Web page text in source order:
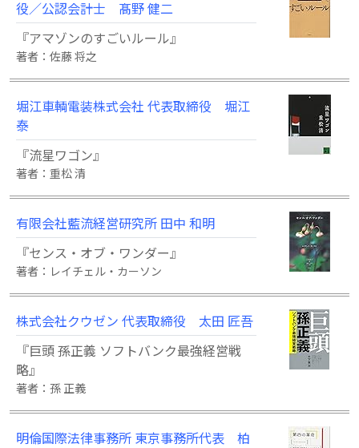
役／公認会計士 髙野 健二
『アマゾンのすごいルール』
著者：佐藤 将之
堀江車輌電装株式会社 代表取締役 堀江
泰
『流星ワゴン』
著者：重松 清
有限会社藍流経営研究所 田中 和明
『センス・オブ・ワンダー』
著者：レイチェル・カーソン
株式会社クウゼン 代表取締役 太田 匠吾
『巨頭 孫正義 ソフトバンク最強経営戦
略』
著者：孫 正義
明倫国際法律事務所 東京事務所代表 柏